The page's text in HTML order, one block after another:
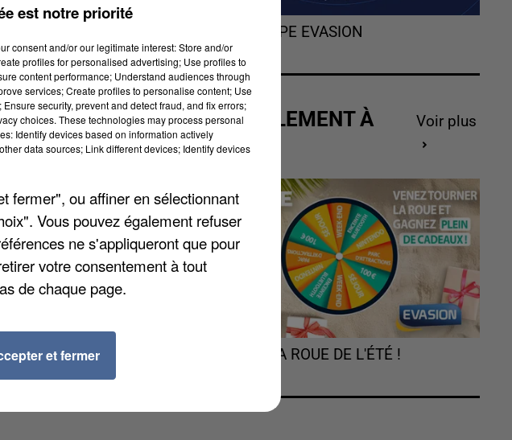
la nuit dernière
et c'est à Morsang-
conscient, révèle
et d'autres faites
la Pitié-Salpêtrière.
L'HOROSCOPE EVASION
ACTUELLEMENT À
GAGNER
Voir plus
TOURNEZ LA ROUE DE L'ÉTÉ !
est notre priorité
consent and/or our legitimate interest: Store and/or
profiles for personalised advertising; Use profiles to
content performance; Understand audiences through
services; Create profiles to personalise content; Use
security, prevent and detect fraud, and fix errors;
choices. These technologies may process personal
Identify devices based on information actively
data sources; Link different devices; Identify devices
fermer", ou affiner en sélectionnant
Vous pouvez également refuser
ne s'appliqueront que pour
votre consentement à tout
de chaque page.
et fermer